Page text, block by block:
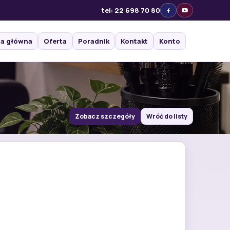
tel: 22 698 70 80
główna Oferta Poradnik Kontakt Konto
Zobacz szczegóły Wróć do listy